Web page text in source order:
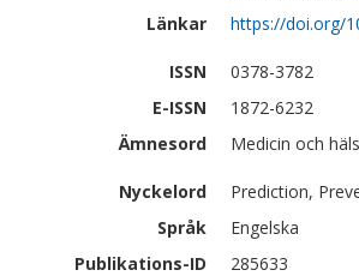
Länkar
https://doi.org/
ISSN
0378-3782
E-ISSN
1872-6232
Ämnesord
Medicin och
Nyckelord
Prediction,
Språk
Engelska
Publikations-ID
285633